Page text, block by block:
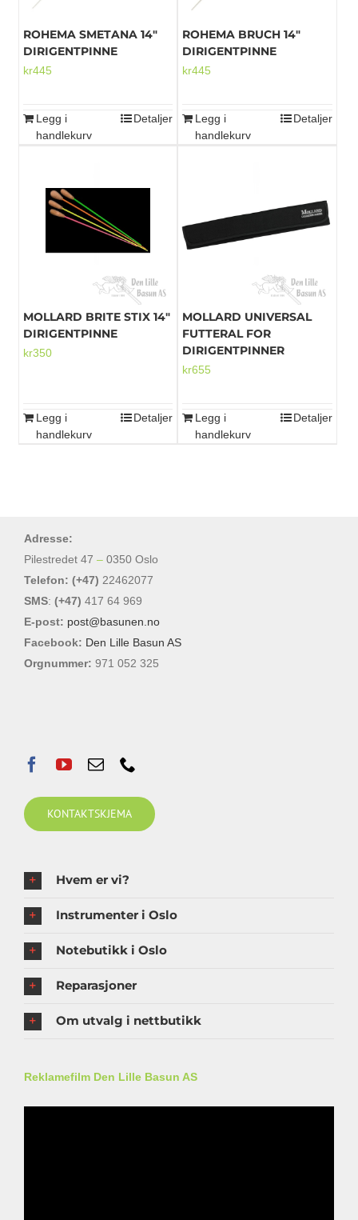
ROHEMA SMETANA 14″
DIRIGENTPINNE
kr445
Legg i
handlekurv
Detaljer
ROHEMA BRUCH 14″
DIRIGENTPINNE
kr445
Legg i
handlekurv
Detaljer
MOLLARD BRITE STIX 14″
DIRIGENTPINNE
kr350
Legg i
handlekurv
Detaljer
MOLLARD UNIVERSAL
FUTTERAL FOR
DIRIGENTPINNER
kr655
Legg i
handlekurv
Detaljer
Adresse:
Pilestredet 47 – 0350 Oslo
Telefon: (+47) 22462077
SMS: (+47) 417 64 969
E-post: post@basunen.no
Facebook: Den Lille Basun AS
Orgnummer: 971 052 325
KONTAKTSKJEMA
Hvem er vi?
Instrumenter i Oslo
Notebutikk i Oslo
Reparasjoner
Om utvalg i nettbutikk
Reklamefilm Den Lille Basun AS